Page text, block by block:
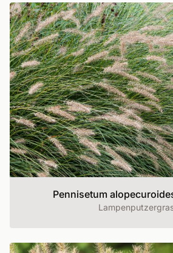
Pennisetum